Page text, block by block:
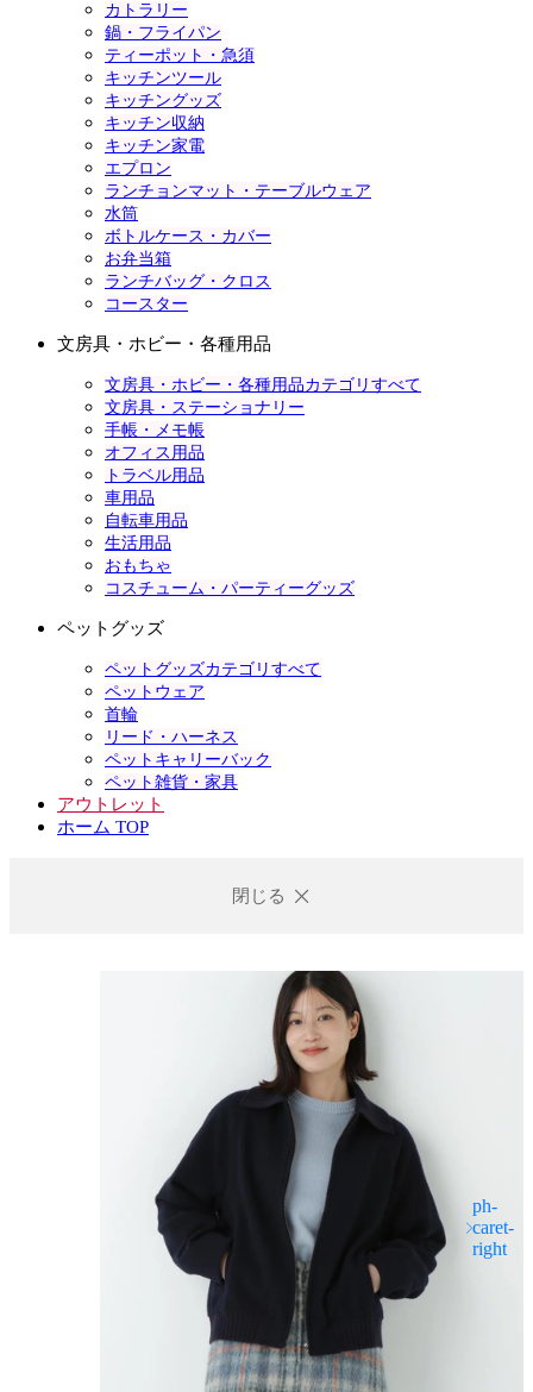
カトラリー
鍋・フライパン
ティーポット・急須
キッチンツール
キッチングッズ
キッチン収納
キッチン家電
エプロン
ランチョンマット・テーブルウェア
水筒
ボトルケース・カバー
お弁当箱
ランチバッグ・クロス
コースター
文房具・ホビー・各種用品
文房具・ホビー・各種用品カテゴリすべて
文房具・ステーショナリー
手帳・メモ帳
オフィス用品
トラベル用品
車用品
自転車用品
生活用品
おもちゃ
コスチューム・パーティーグッズ
ペットグッズ
ペットグッズカテゴリすべて
ペットウェア
首輪
リード・ハーネス
ペットキャリーバック
ペット雑貨・家具
アウトレット
ホーム TOP
閉じる